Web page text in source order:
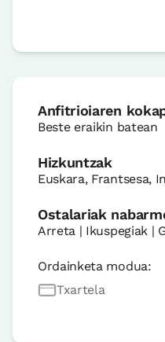
Anfitrioiaren
Beste eraikin batean
Hizkuntzak
Euskara, Frantsesa,
Ostalariak
Arreta | Ikuspegiak |
Ordainketa modua:
Txartela